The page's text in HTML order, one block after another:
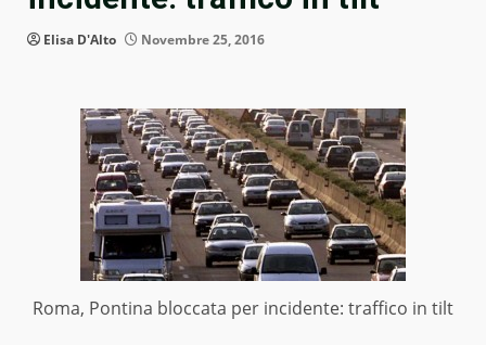
Elisa D'Alto Novembre 25, 2016
Roma, Pontina bloccata per incidente: traffico in tilt